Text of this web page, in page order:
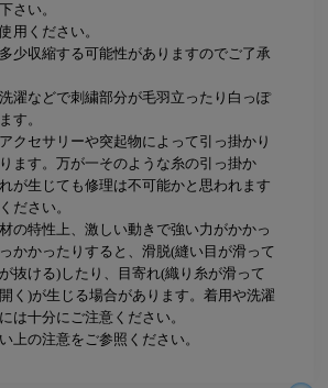
さい。
用ください。
少収縮する可能性がありますのでご了承
濯などで刺繍部分が毛羽立ったり白っぽ
す。
クセサリーや突起物によって引っ掛かり
ます。万が一そのような糸の引っ掛か
が生じても修理は不可能かと思われます
ださい。
の特性上、激しい動きで強い力がかかっ
かかったりすると、滑脱(縫い目が滑って
抜ける)したり、目寄れ(織り糸が滑って
く)が生じる場合があります。着用や洗濯
は十分にご注意ください。
上の注意をご参照ください。